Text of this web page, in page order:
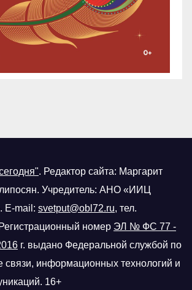
. Редактор сайта: Маргарит
Учредитель: АНО «ИИЦ
E-mail: svetput@obl72.ru, тел.
номер ЭЛ № ФС 77 -
г. выдано Федеральной службой по
связи, информационных технологий и
16+